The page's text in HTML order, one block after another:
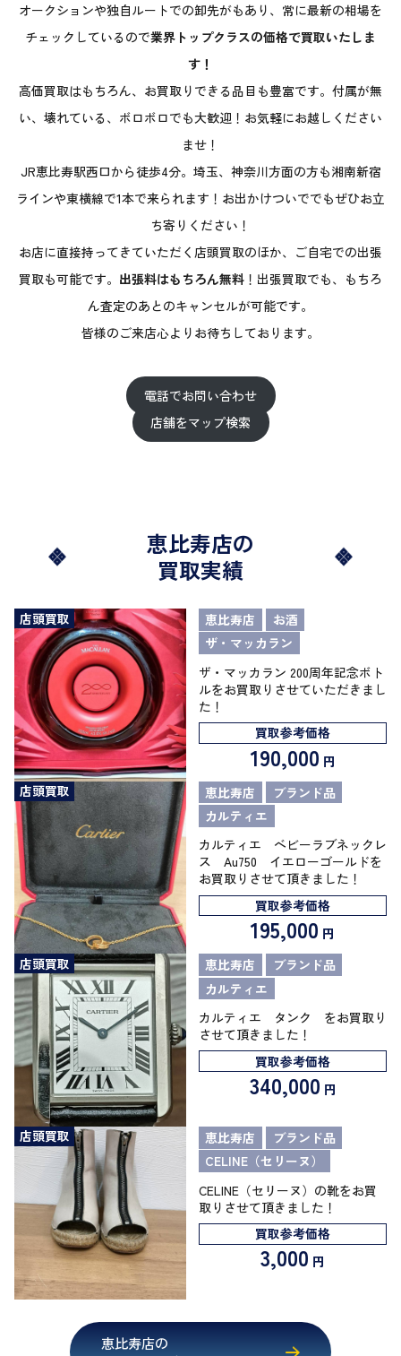
オークションや独自ルートでの卸先がもあり、常に最新の相場を
チェックしているので業界トップクラスの価格で買取いたしま
す！
高価買取はもちろん、お買取りできる品目も豊富です。付属が無
い、壊れている、ボロボロでも大歓迎！お気軽にお越しください
ませ！
JR恵比寿駅西口から徒歩4分。埼玉、神奈川方面の方も湘南新宿
ラインや東横線で1本で来られます！お出かけついででもぜひお立
ち寄りください！
お店に直接持ってきていただく店頭買取のほか、ご自宅での出張
買取も可能です。 出張料はもちろん無料 ！出張買取でも、もちろ
ん査定のあとのキャンセルが可能です。
皆様のご来店心よりお待ちしております。
電話でお問い合わせ
店舗をマップ検索
恵比寿店の
買取実績
店頭買取 恵比寿店
お酒
ザ・マッカラン
ザ・マッカラン 200周年記念ボト
ルをお買取りさせていただきまし
た！
買取参考価格
190,000 円
店頭買取
恵比寿店
ブランド品
カルティエ
カルティエ ベビーラブネックレ
ス Au750 イエローゴールドを
お買取りさせて頂きました！
買取参考価格
195,000 円
店頭買取
恵比寿店
ブランド品
カルティエ
カルティエ タンク をお買取り
させて頂きました！
買取参考価格
340,000 円
店頭買取 恵比寿店
ブランド品
CELINE（セリーヌ）
CELINE（セリーヌ）の靴をお買
取りさせて頂きました！
買取参考価格
3,000 円
恵比寿店の